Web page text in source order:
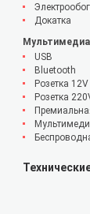
Докатка
Мультимедиа
USB
Bluetooth
Розетка 12V
Розетка